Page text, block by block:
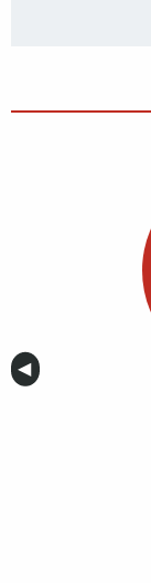
Anterior
◀︎